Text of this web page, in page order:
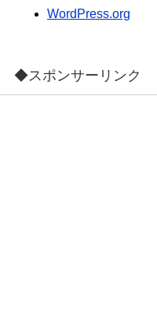
WordPress.org
◆スポンサーリンク